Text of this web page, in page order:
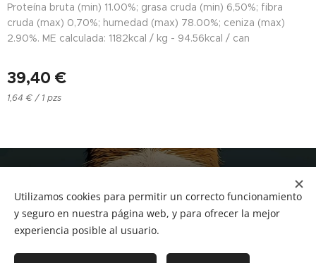
Proteína bruta (min) 11.00%; grasa cruda (min) 6,50%; fibra
cruda (max) 0,70%; humedad (max) 78.00%; ceniza (max)
2.90%. ME calculada: 1182kcal / kg - 94.56kcal / can
39,40 €
1,64 € / 1 pzs
Tf.666351543
Utilizamos cookies para permitir un correcto funcionamiento
y seguro en nuestra página web, y para ofrecer la mejor
experiencia posible al usuario.